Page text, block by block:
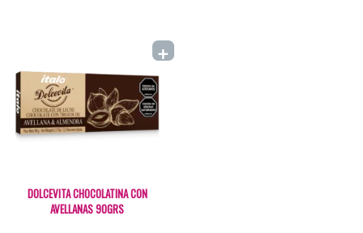
DOLCEVITA CHOCOLATINA CON
AVELLANAS 90GRS
+